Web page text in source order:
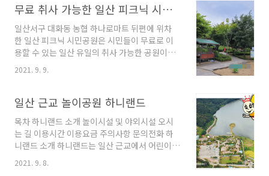
약 800여 년 전 고종 때 시작되었으며 안정적인
운하를..
소개 운영시간 및 이용안내 이용요금 제휴 할인
안내 연간권 혜택 일산 아쿠아플라넷 소개 일산
아쿠아플라넷은 고양 전체에서 가볼 만한 곳 중
감히 탑 1이라고 말할 수 있을 정도로 평일 휴일
상관없이 많은 고양시민뿐 아니라 경기 북 서 지
역과 인천지역에서도 많은 연인 또는 가족단위
생물만이 아닌 평소 못 보던 동물들도 관람할 수
있게 되어 있..
무료 취사 가능한 일산 피크닉 시민공원
일산서구 대화동 농협 하나로마트 뒤편에 위차
한 일산 피크닉 시민공원은 시민들이 무료로 이
용할 수 있는 일산 유일의 취사 가능한 공원이다
필수이며 예약하고 이용하는 방법까지 알아보겠
수사항 코로나 19 관련 안내 관리 예약방법 소개
20년 10월 6일 이전에는 예약 없이 선착순으로
이용이 가능했지만 사람이 너무 몰리거나 자리가
꽉 찼음에도 불구하고 돗자리나 그늘막을 놓고
무분별하게 이용되어 20년 10월 6일 이후로 예
약제로 운영이 되고 있습니다 피크닉장은 A구역,
2021. 9. 9.
일산 근교 놀이공원 하니랜드
목차 하니랜드 소개 놀이시설 및 야외시설 오시
는 길 이용시간 이용요금 주의사항 문의전화 하
니랜드 소개 하니랜드는 일산 근교에서 어린이들
으로 둘러싸여 있고 한 면은 12만 평의 넓은 호수
2021. 9. 8.